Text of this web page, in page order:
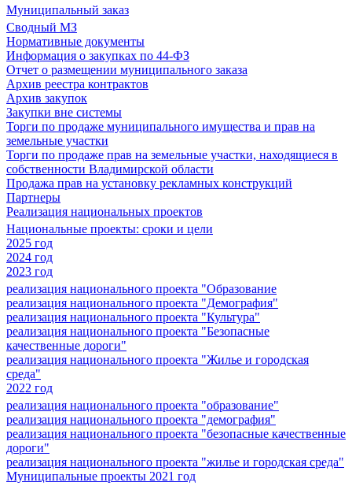
Муниципальный заказ
Сводный МЗ
Нормативные документы
Информация о закупках по 44-ФЗ
Отчет о размещении муниципального заказа
Архив реестра контрактов
Архив закупок
Закупки вне системы
Торги по продаже муниципального имущества и прав на
земельные участки
Торги по продаже прав на земельные участки, находящиеся в
собственности Владимирской области
Продажа прав на установку рекламных конструкций
Партнеры
Реализация национальных проектов
Национальные проекты: сроки и цели
2025 год
2024 год
2023 год
реализация национального проекта "Образование
реализация национального проекта "Демография"
реализация национального проекта "Культура"
реализация национального проекта "Безопасные
качественные дороги"
реализация национального проекта "Жилье и городская
среда"
2022 год
реализация национального проекта "образование"
реализация национального проекта "демография"
реализация национального проекта "безопасные качественные
дороги"
реализация национального проекта "жилье и городская среда"
Муниципальные проекты 2021 год